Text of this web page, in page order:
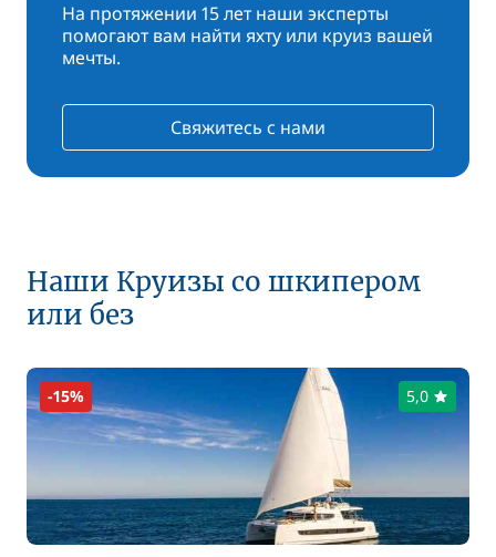
На протяжении 15 лет наши эксперты
помогают вам найти яхту или круиз вашей
мечты.
Свяжитесь с нами
Наши Круизы со шкипером
или без
-15% 5,0